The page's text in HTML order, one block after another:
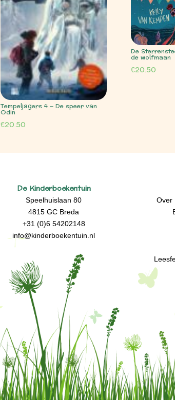
Tempeljagers 4 – De speer van
Odin
€20.50
De
de wolfmaan
€20.50
De Kinderboekentuin
Speelhuislaan 80
4815 GC Breda
+31 (0)6 54202148
info@kinderboekentuin.nl
Over